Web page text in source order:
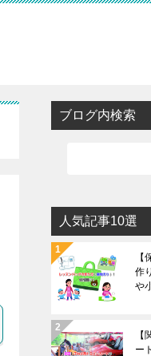
ブログ内検索
人気記事10選
作
や
ー